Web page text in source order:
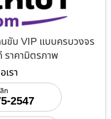
ขับ VIP แบบครบวงจร
ราคามิตรภาพ
รา
ก
2547